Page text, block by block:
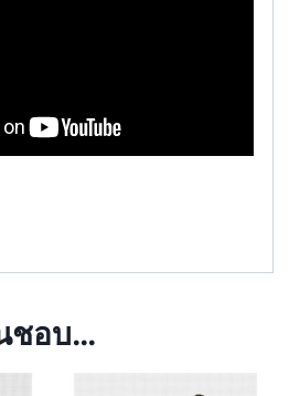
ชอบ…